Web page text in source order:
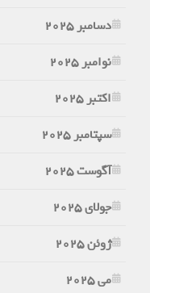
دسامبر 2025
نوامبر 2025
اکتبر 2025
سپتامبر 2025
آگوست 2025
جولای 2025
ژوئن 2025
می 2025